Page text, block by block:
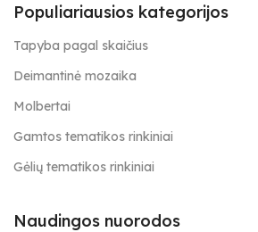
Populiariausios kategorijos
Tapyba pagal skaičius
Deimantinė mozaika
Molbertai
Gamtos tematikos rinkiniai
Gėlių tematikos rinkiniai
Naudingos nuorodos